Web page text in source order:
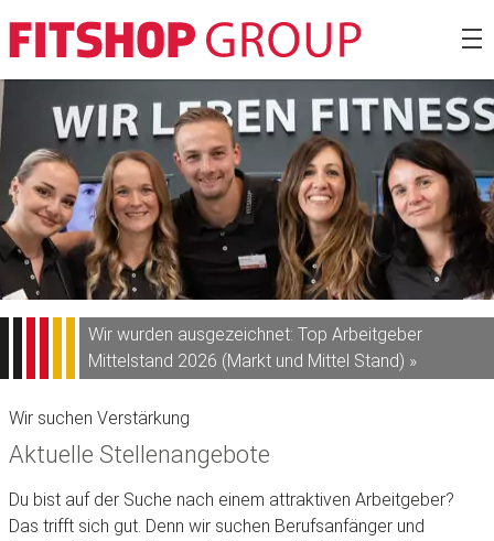
Zum
Inhalt
springen
Fitshop
Wir wurden ausgezeichnet: Top Arbeitgeber
Mittelstand 2026 (Markt und Mittel Stand) »
Wir suchen Verstärkung
Aktuelle Stellenangebote
Du bist auf der Suche nach einem attraktiven Arbeitgeber?
Das trifft sich gut. Denn wir suchen Berufsanfänger und